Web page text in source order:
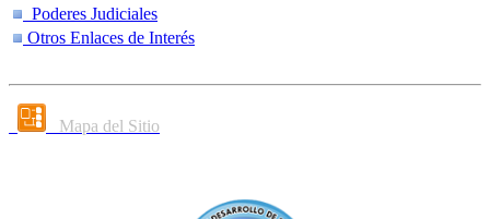
Poderes Judiciales
Otros Enlaces de Interés
Mapa del Sitio